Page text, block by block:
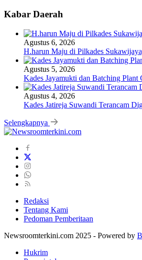
Kabar Daerah
Agustus 6, 2026
H.harun Maju di Pilkades
Agustus 5, 2026
Kades Jayamukti dan Batching Plant
Agustus 4, 2026
Kades Jatireja Suwandi Terancam
Selengkapnya
Redaksi
Tentang Kami
Pedoman Pemberitaan
Newsroomterkini.com 2025 - Powered by
Hukrim